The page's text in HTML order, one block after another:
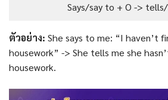
Says/say to + O ->
ตัวอย่าง: She says to me: “I haven’t
housework” -> She tells me she
housework.